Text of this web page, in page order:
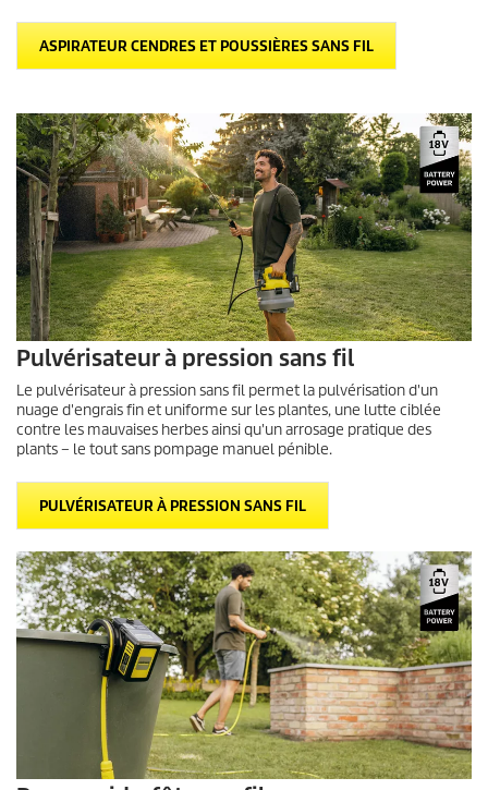
ASPIRATEUR CENDRES ET POUSSIÈRES SANS FIL
Pulvérisateur à pression sans fil
Le pulvérisateur à pression sans fil permet la pulvérisation d'un
nuage d'engrais fin et uniforme sur les plantes, une lutte ciblée
contre les mauvaises herbes ainsi qu'un arrosage pratique des
plants – le tout sans pompage manuel pénible.
PULVÉRISATEUR À PRESSION SANS FIL